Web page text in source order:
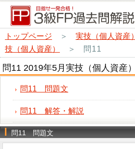
トップページ ＞ 実技（個人資産）
技（個人資産）
＞ 問11
問11 2019年5月実技（個人資産）
問11 問題文
問11 解答・解説
問11 問題文